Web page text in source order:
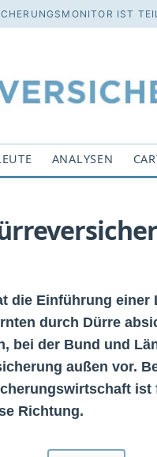
IST
ANALYSEN
die Einführung
durch Dürre
bei der Bund und
außen vor.
Richtung.